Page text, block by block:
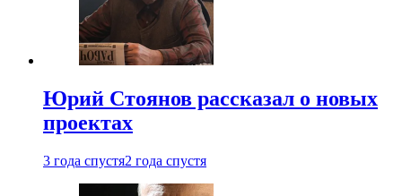
Юрий Стоянов рассказал о новых
проектах
3 года спустя2 года спустя